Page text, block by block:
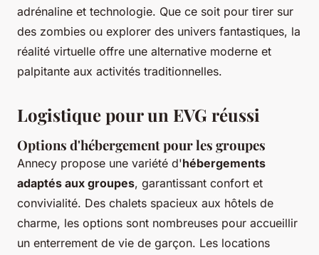
adrénaline et technologie. Que ce soit pour tirer sur
des zombies ou explorer des univers fantastiques, la
réalité virtuelle offre une alternative moderne et
palpitante aux activités traditionnelles.
Logistique pour un EVG réussi
Options d'hébergement pour les groupes
Annecy propose une variété d'hébergements
adaptés aux groupes, garantissant confort et
convivialité. Des chalets spacieux aux hôtels de
charme, les options sont nombreuses pour accueillir
un enterrement de vie de garçon. Les locations